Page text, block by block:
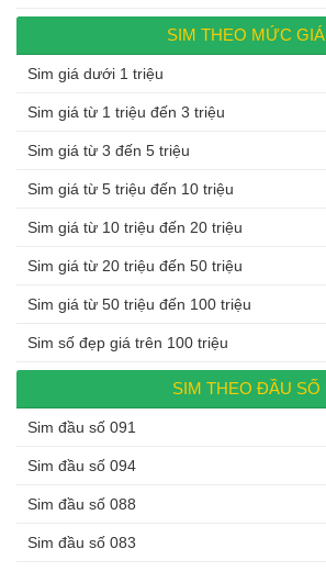
SIM THEO MỨC GIÁ
Sim giá dưới 1 triệu
Sim giá từ 1 triệu đến 3 triệu
Sim giá từ 3 đến 5 triệu
Sim giá từ 5 triệu đến 10 triệu
Sim giá từ 10 triệu đến 20 triệu
Sim giá từ 20 triệu đến 50 triệu
Sim giá từ 50 triệu đến 100 triệu
Sim số đẹp giá trên 100 triệu
SIM THEO ĐẦU SỐ
Sim đầu số 091
Sim đầu số 094
Sim đầu số 088
Sim đầu số 083